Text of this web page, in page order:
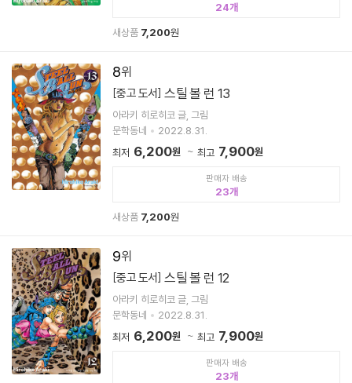
24
새상품 7,200원
8
[중고 도서] 스틸 볼 런 13
아라키 히로히코 글, 그림
문학동네
2022.8.31.
최저 6,200원 최고 7,900원
판매자 배송
23
새상품 7,200원
9
[중고 도서] 스틸 볼 런 12
아라키 히로히코 글, 그림
문학동네
2022.8.31.
최저 6,200원 최고 7,900원
판매자 배송
23